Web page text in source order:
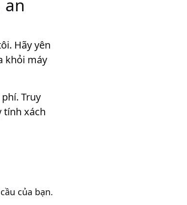
an
Hãy yên
khỏi máy
Truy
tính xách
của bạn.